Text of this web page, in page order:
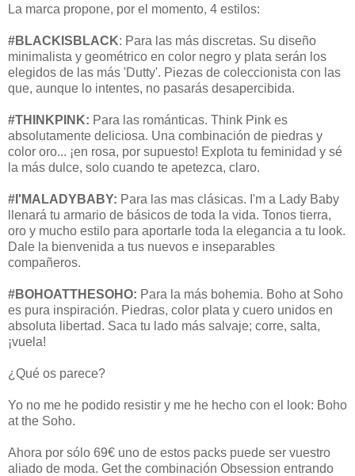
La marca propone, por el momento, 4 estilos:
#BLACKISBLACK: Para las más discretas. Su diseño
minimalista y geométrico en color negro y plata serán los
elegidos de las más 'Dutty'. Piezas de coleccionista con las
que, aunque lo intentes, no pasarás desapercibida.
#THINKPINK: Para las románticas. Think Pink es
absolutamente deliciosa. Una combinación de piedras y
color oro... ¡en rosa, por supuesto! Explota tu feminidad y sé
la más dulce, solo cuando te apetezca, claro.
#I'MALADYBABY: Para las mas clásicas. I'm a Lady Baby
llenará tu armario de básicos de toda la vida. Tonos tierra,
oro y mucho estilo para aportarle toda la elegancia a tu look.
Dale la bienvenida a tus nuevos e inseparables
compañeros.
#BOHOATTHESOHO: Para la más bohemia. Boho at Soho
es pura inspiración. Piedras, color plata y cuero unidos en
absoluta libertad. Saca tu lado más salvaje; corre, salta,
¡vuela!
¿Qué os parece?
Yo no me he podido resistir y me he hecho con el look: Boho
at the Soho.
Ahora por sólo 69€ uno de estos packs puede ser vuestro
aliado de moda. Get the combinación Obsession entrando